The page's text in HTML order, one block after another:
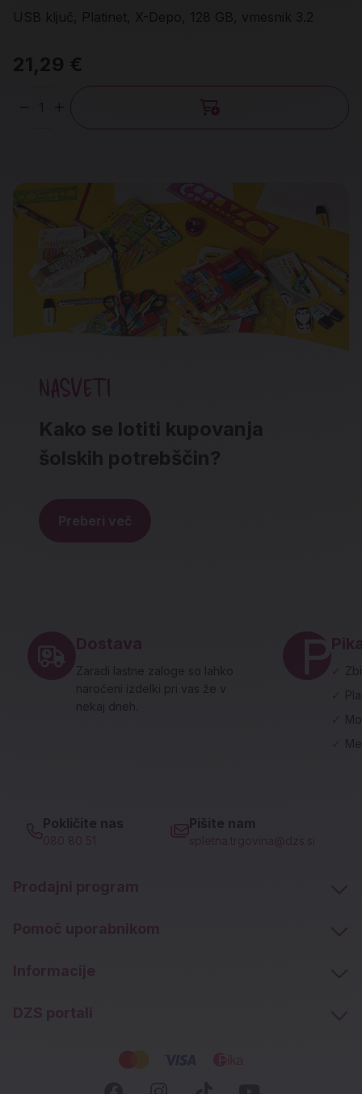
USB ključ, Platinet, X-Depo, 128 GB, vmesnik 3.2
21,29 €
NASVETI
Kako se lotiti kupovanja
šolskih potrebščin?
Preberi več
Dostava
Zaradi lastne zaloge so lahko
naročeni izdelki pri vas že v
nekaj dneh.
✓
✓
Pokličite nas
080 80 51
Pišite nam
spletna.trgovina@dzs.si
Prodajni program
Pomoč uporabnikom
Informacije
DZS portali